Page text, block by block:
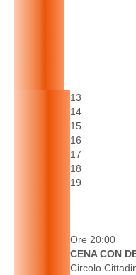
13
14
15
16
17
18
19
Ore 20:00
CENA CON
Circolo